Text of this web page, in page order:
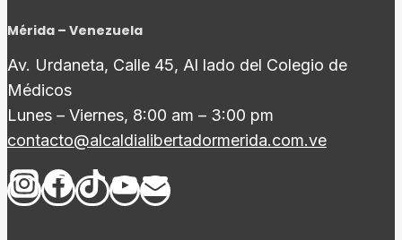
Mérida – Venezuela
Av. Urdaneta, Calle 45, Al lado del Colegio de
Médicos
Lunes – Viernes, 8:00 am – 3:00 pm
contacto@alcaldialibertadormerida.com.ve